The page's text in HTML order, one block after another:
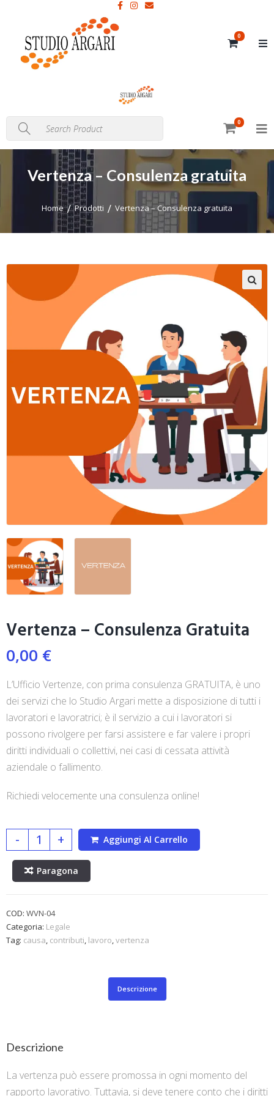
0
0
Vertenza – Consulenza gratuita
Home Prodotti Vertenza – Consulenza gratuita
Vertenza – Consulenza Gratuita
0,00 €
L’Ufficio Vertenze, con prima consulenza GRATUITA, è uno
dei servizi che lo Studio Argari mette a disposizione di tutti i
lavoratori e lavoratrici; è il servizio a cui i lavoratori si
possono rivolgere per farsi assistere e far valere i propri
diritti individuali o collettivi, nei casi di cessata attività
aziendale o fallimento.
Richiedi velocemente una consulenza online!
- + Aggiungi Al Carrello
Paragona
COD: WVN-04
Categoria: Legale
Tag: causa, contributi, lavoro,vertenza
Descrizione
Descrizione
La vertenza può essere promossa in ogni momento del
rapporto lavorativo. Tuttavia, si deve tenere conto che i diritti